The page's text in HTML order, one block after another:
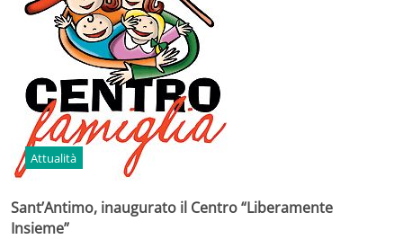
Attualità
Sant’Antimo, inaugurato il Centro “Liberamente
Insieme”